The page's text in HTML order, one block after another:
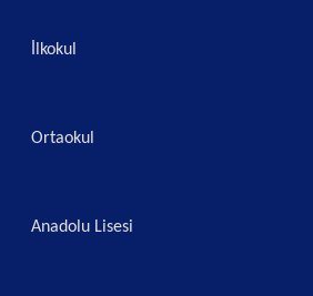
İlkokul
Ortaokul
Anadolu Lisesi